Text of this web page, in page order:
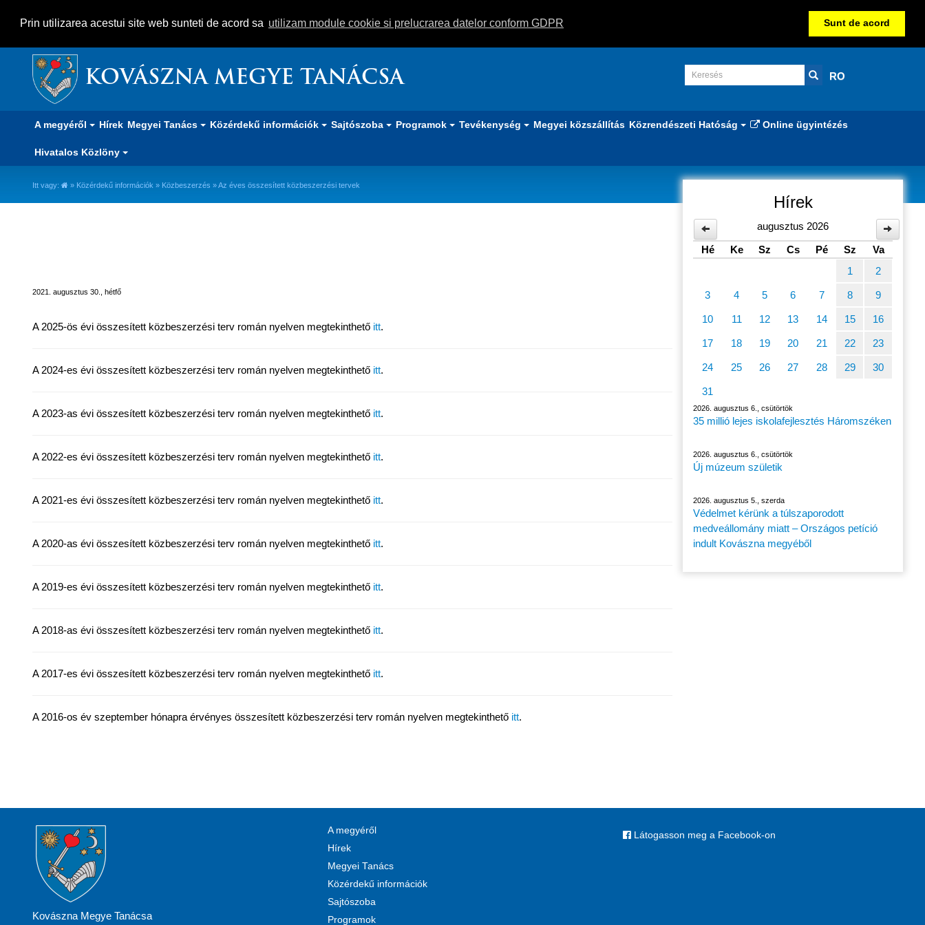
Prin utilizarea acestui site web sunteti de acord sa utilizam module cookie si prelucrarea datelor conform GDPR Sunt de acord
KOVÁSZNA MEGYE TANÁCSA RO
A megyéről Hírek Megyei Tanács Közérdekű információk Sajtószoba Programok Tevékenység Megyei közszállítás Közrendészeti Hatóság Online ügyintézés
Hivatalos Közlöny
Itt vagy: » Közérdekű információk » Közbeszerzés » Az éves összesített közbeszerzési tervek
2021. augusztus 30., hétfő
A 2025-ös évi összesített közbeszerzési terv román nyelven megtekinthető itt.
A 2024-es évi összesített közbeszerzési terv román nyelven megtekinthető itt.
A 2023-as évi összesített közbeszerzési terv román nyelven megtekinthető itt.
A 2022-es évi összesített közbeszerzési terv román nyelven megtekinthető itt.
A 2021-es évi összesített közbeszerzési terv román nyelven megtekinthető itt.
A 2020-as évi összesített közbeszerzési terv román nyelven megtekinthető itt.
A 2019-es évi összesített közbeszerzési terv román nyelven megtekinthető itt.
A 2018-as évi összesített közbeszerzési terv román nyelven megtekinthető itt.
A 2017-es évi összesített közbeszerzési terv román nyelven megtekinthető itt.
A 2016-os év szeptember hónapra érvényes összesített közbeszerzési terv román nyelven megtekinthető itt.
Hírek
augusztus 2026
Hé
Ke Sz Cs Pé Sz
Va
1
2
3 4 5 6 7 8 9
10 11 12 13 14 15 16
17 18 19 20 21 22 23
24 25 26 27 28 29 30
31
2026. augusztus 6., csütörtök
35 millió lejes iskolafejlesztés Háromszéken
2026. augusztus 6., csütörtök
Új múzeum születik
2026. augusztus 5., szerda
Védelmet kérünk a túlszaporodott
medveállomány miatt – Országos petíció
indult Kovászna megyéből
Kovászna Megye Tanácsa
A megyéről
Hírek
Megyei Tanács
Közérdekű információk
Sajtószoba
Programok
Látogasson meg a Facebook-on